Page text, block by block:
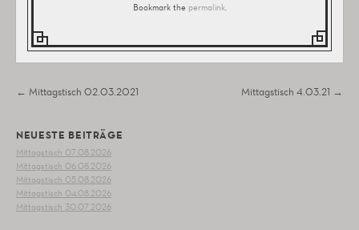
Bookmark the permalink.
Post navigation
← Mittagstisch 02.03.2021 Mittagstisch 4.03.21 →
NEUESTE BEITRÄGE
Mittagstisch 07.08.2026
Mittagstisch 06.08.2026
Mittagstisch 05.08.2026
Mittagstisch 04.08.2026
Mittagstisch 30.07.2026